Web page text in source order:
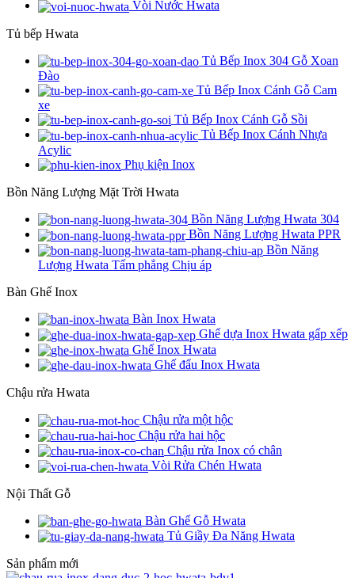
Vòi Nước Hwata
Tủ bếp Hwata
Tủ Bếp Inox 304 Gỗ Xoan
Đào
Tủ Bếp Inox Cánh Gỗ Cam
xe
Tủ Bếp Inox Cánh Gỗ Sồi
Tủ Bếp Inox Cánh Nhựa
Acylic
Phụ kiện Inox
Bồn Năng Lượng Mặt Trời Hwata
Bồn Năng Lượng Hwata 304
Bồn Năng Lượng Hwata PPR
Bồn Năng
Lượng Hwata Tấm phẳng Chịu áp
Bàn Ghế Inox
Bàn Inox Hwata
Ghế dựa Inox Hwata gấp xếp
Ghế Inox Hwata
Ghế đẩu Inox Hwata
Chậu rửa Hwata
Chậu rửa một hộc
Chậu rửa hai hộc
Chậu rửa Inox có chân
Vòi Rửa Chén Hwata
Nội Thất Gỗ
Bàn Ghế Gỗ Hwata
Tủ Giầy Đa Năng Hwata
Sản phẩm mới